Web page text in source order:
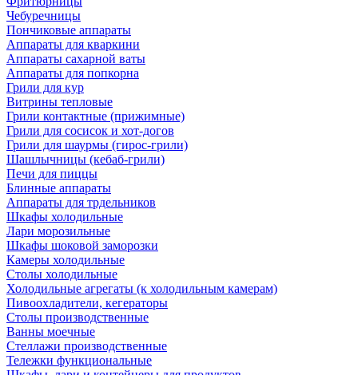
Чебуречницы
Пончиковые аппараты
Аппараты для кваркини
Аппараты сахарной ваты
Аппараты для попкорна
Грили для кур
Витрины тепловые
Грили контактные (прижимные)
Грили для сосисок и хот-догов
Грили для шаурмы (гирос-грили)
Шашлычницы (кебаб-грили)
Печи для пиццы
Блинные аппараты
Аппараты для трдельников
Шкафы холодильные
Лари морозильные
Шкафы шоковой заморозки
Камеры холодильные
Столы холодильные
Холодильные агрегаты (к холодильным камерам)
Пивоохладители, кегераторы
Столы производственные
Ванны моечные
Стеллажи производственные
Тележки функциональные